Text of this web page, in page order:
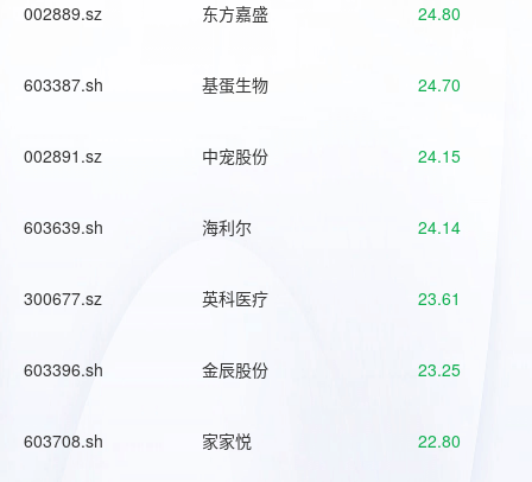
002889.sz 东方嘉盛 24.80
603387.sh 基蛋生物 24.70
002891.sz 中宠股份 24.15
603639.sh 海利尔 24.14
300677.sz 英科医疗 23.61
603396.sh 金辰股份 23.25
603708.sh 家家悦 22.80